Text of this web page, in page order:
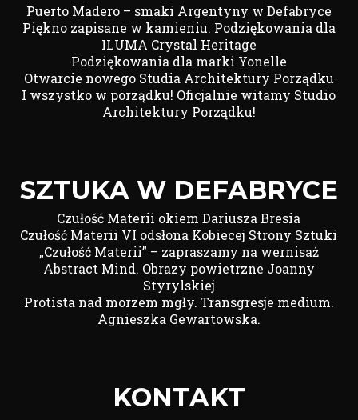
Puerto Madero – smaki Argentyny w Defabryce
Piękno zapisane w kamieniu. Podziękowania dla
ILUMA Crystal Heritage
Podziękowania dla marki Yonelle
Otwarcie nowego Studia Architektury Porządku
I wszystko w porządku! Oficjalnie witamy Studio
Architektury Porządku!
SZTUKA W DEFABRYCE
Czułość Materii okiem Dariusza Bresia
Czułość Materii VI odsłona Kobiecej Strony Sztuki
„Czułość Materii” – zapraszamy na wernisaż
Abstract Mind. Obrazy powietrzne Joanny
Styrylskiej
Protista nad morzem mgły. Transgresje medium.
Agnieszka Gewartowska.
KONTAKT